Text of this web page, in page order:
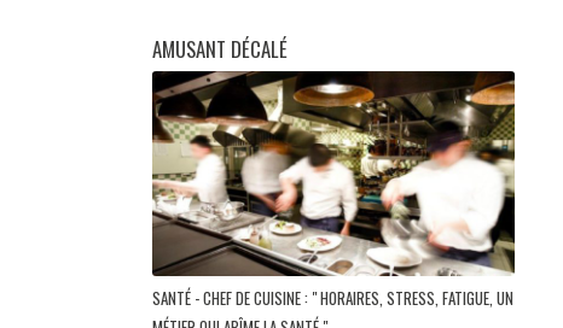
AMUSANT DÉCALÉ
SANTÉ - CHEF DE CUISINE : " HORAIRES, STRESS, FATIGUE, UN